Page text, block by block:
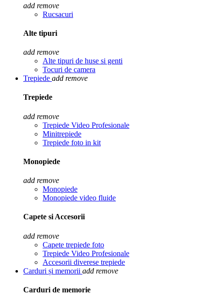
add remove
Rucsacuri
Alte tipuri
add remove
Alte tipuri de huse si genti
Tocuri de camera
Trepiede add remove
Trepiede
add remove
Trepiede Video Profesionale
Minitrepiede
Trepiede foto in kit
Monopiede
add remove
Monopiede
Monopiede video fluide
Capete si Accesorii
add remove
Capete trepiede foto
Trepiede Video Profesionale
Accesorii diverese trepiede
Carduri și memorii add remove
Carduri de memorie